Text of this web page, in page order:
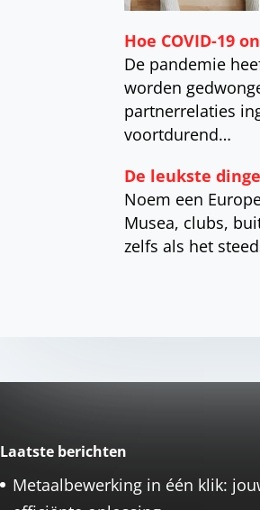
Hoe COVID-19
De pandemie
worden
partnerrelaties
voortdurend…
De leukste
Noem een
Musea, clubs,
zelfs als het
Laatste berichten
Metaalbewerking in één klik: